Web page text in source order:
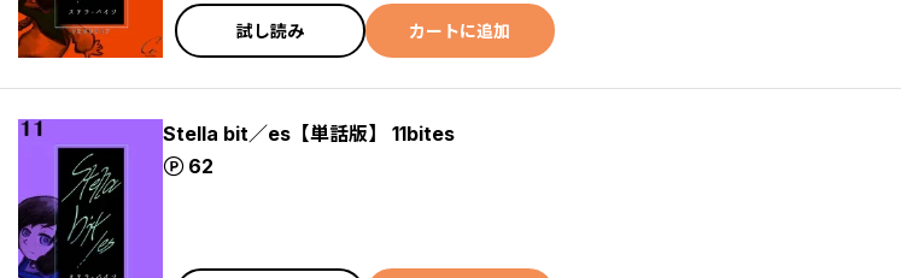
試し読み カートに追加
Stella bit／es【単話版】 11bites
62
ポイント